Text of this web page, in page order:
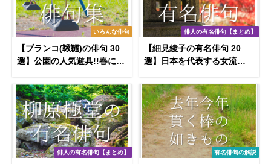
いろんな俳句
【ブランコ(鞦韆)の俳句 30
選】公園の人気遊具!!春に詠
俳人の有名俳句【まとめ】
【細見綾子の有名俳句 20
選】日本を代表する女流俳
表作など徹底解説！
俳人の有名俳句【まとめ】 有名俳句の解説